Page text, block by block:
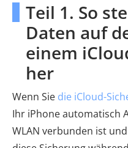
Teil 1. So
Daten auf
einem
her
Wenn Sie die iCloud-
Ihr iPhone automatisch
WLAN verbunden ist